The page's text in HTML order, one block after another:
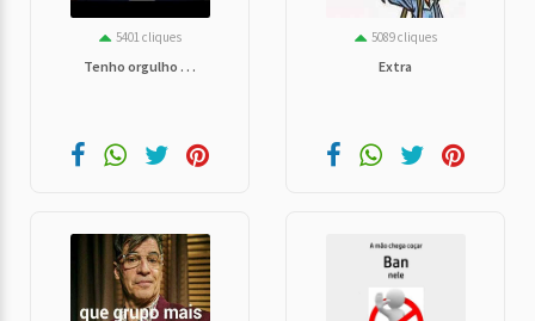
5401 cliques
Tenho orgulho . . .
5089 cliques
Extra